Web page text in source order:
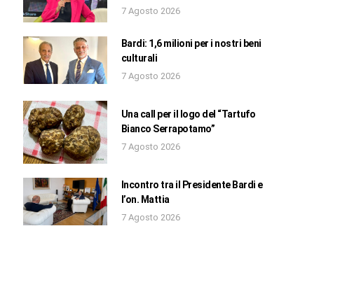
7 Agosto 2026
Bardi: 1,6 milioni per i nostri beni
culturali
7 Agosto 2026
Una call per il logo del “Tartufo
Bianco Serrapotamo”
7 Agosto 2026
Incontro tra il Presidente Bardi e
l’on. Mattia
7 Agosto 2026